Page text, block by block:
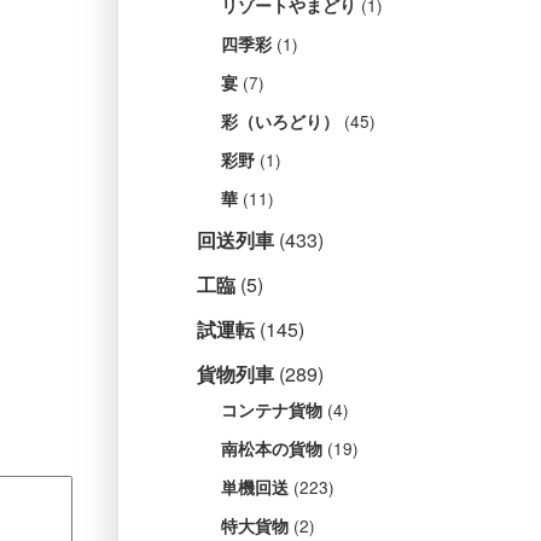
リゾートやまどり (1)
四季彩 (1)
宴 (7)
彩（いろどり） (45)
彩野 (1)
華 (11)
回送列車 (433)
工臨 (5)
試運転(145)
貨物列車 (289)
コンテナ貨物 (4)
南松本の貨物 (19)
単機回送 (223)
特大貨物 (2)